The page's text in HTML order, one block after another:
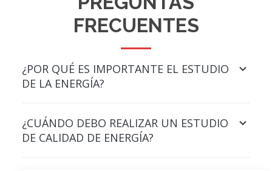
FRECUENTES
¿POR QUÉ ES IMPORTANTE EL ESTUDIO
DE LA ENERGÍA?
¿CUÁNDO DEBO REALIZAR UN ESTUDIO
DE CALIDAD DE ENERGÍA?